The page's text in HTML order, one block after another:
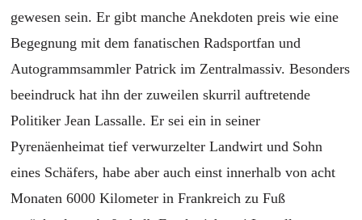
gewesen sein. Er gibt manche Anekdoten preis wie eine
Begegnung mit dem fanatischen Radsportfan und
Autogrammsammler Patrick im Zentralmassiv. Besonders
beeindruck hat ihn der zuweilen skurril auftretende
Politiker Jean Lassalle. Er sei ein in seiner
Pyrenäenheimat tief verwurzelter Landwirt und Sohn
eines Schäfers, habe aber auch einst innerhalb von acht
Monaten 6000 Kilometer in Frankreich zu Fuß